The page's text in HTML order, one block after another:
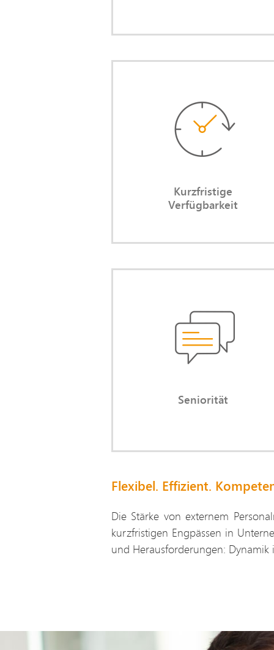
Kurzfristige
Verfügbarkeit
Sie überbrücken Engpässe
Ohne langwierigen
Ohne Beeinträchtigung
Seniorität
Verlassen Sie sich auf
kompetenten, souveränen
auf Augenhöhe mit
Flexibel. Effizient.
Die Stärke von externem
kurzfristigen Engpässen in
und Herausforderungen: